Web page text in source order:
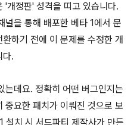
'개정판' 성격을 띠고 있습니다.
널을 통해 배포한 베타 1에서 문
하기 전에 이 문제를 수정한 개
다.
는데요. 정확히 어떤 버그인지는
중요한 패치가 이뤄진 것으로 보
설치 시 서드파티 제작사가 만든